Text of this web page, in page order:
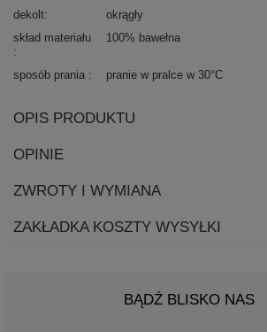
dekolt
okrągły
skład materiału
100% bawełna
sposób prania pranie w pralce w 30°C
OPIS PRODUKTU
OPINIE
ZWROTY I WYMIANA
ZAKŁADKA KOSZTY WYSYŁKI
BĄDŹ BLISKO NAS